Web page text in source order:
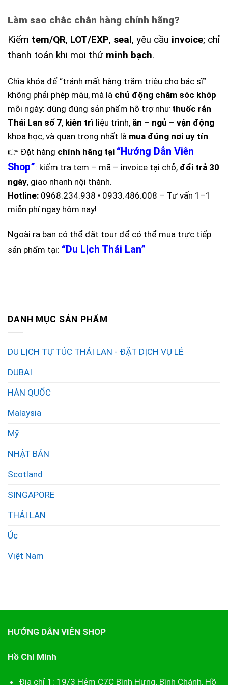
Làm sao chắc chắn hàng chính hãng?
Kiểm tem/QR, LOT/EXP, seal, yêu cầu invoice; chỉ
thanh toán khi mọi thứ minh bạch.
Chìa khóa để “tránh mất hàng trăm triệu cho bác sĩ”
không phải phép màu, mà là chủ động chăm sóc khớp
mỗi ngày: dùng đúng sản phẩm hỗ trợ như thuốc rắn
Thái Lan số 7, kiên trì liệu trình, ăn – ngủ – vận động
khoa học, và quan trọng nhất là mua đúng nơi uy tín.
👉 Đặt hàng chính hãng tại “Hướng Dẫn Viên
Shop”: kiểm tra tem – mã – invoice tại chỗ, đổi trả 30
ngày, giao nhanh nội thành.
Hotline: 0968.234.938 • 0933.486.008 – Tư vấn 1–1
miễn phí ngay hôm nay!
Ngoài ra bạn có thể đặt tour để có thể mua trực tiếp
sản phẩm tại: “Du Lịch Thái Lan”
DANH MỤC SẢN PHẨM
DU LỊCH TỰ TÚC THÁI LAN - ĐẶT DỊCH VỤ LẺ
DUBAI
HÀN QUỐC
Malaysia
Mỹ
NHẬT BẢN
Scotland
SINGAPORE
THÁI LAN
Úc
Việt Nam
HƯỚNG DẪN VIÊN SHOP
Hồ Chí Minh
Địa chỉ 1: 19/3 Hẻm C7C Bình Hưng, Bình Chánh, Hồ